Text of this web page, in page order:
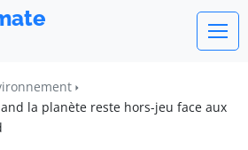
la planète reste hors-jeu face aux